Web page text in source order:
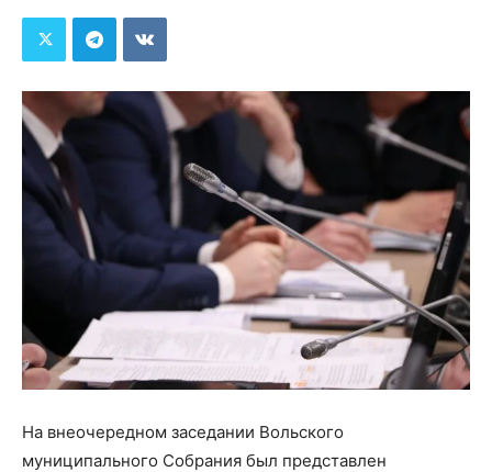
На внеочередном заседании Вольского
муниципального Собрания был представлен